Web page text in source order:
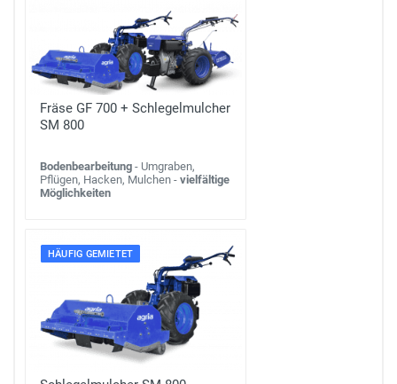
Fräse GF 700 + Schlegelmulcher
SM 800
Bodenbearbeitung - Umgraben,
Pflügen, Hacken, Mulchen - vielfältige
Möglichkeiten
HÄUFIG GEMIETET